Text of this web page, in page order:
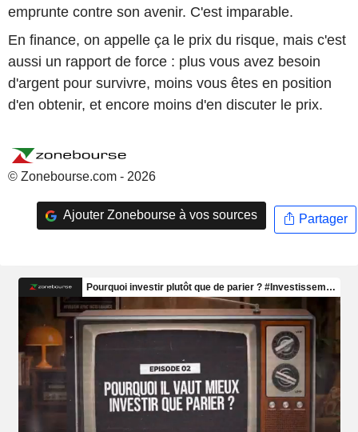
emprunte contre son avenir. C'est imparable.
En finance, on appelle ça le prix du risque, mais c'est
aussi un rapport de force : plus vous avez besoin
d'argent pour survivre, moins vous êtes en position
d'en obtenir, et encore moins d'en discuter le prix.
© Zonebourse.com - 2026
Ajouter Zonebourse à vos sources Partager